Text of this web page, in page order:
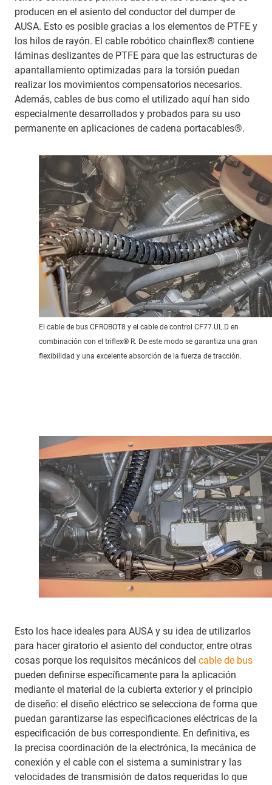
El cable de bus CFROBOT8 y el cable de control CF77.UL.D en
combinación con el triflex® R. De este modo se garantiza una gran
flexibilidad y una excelente absorción de la fuerza de tracción.
producen en el asiento del conductor del dumper de
AUSA. Esto es posible gracias a los elementos de PTFE y
los hilos de rayón. El cable robótico chainflex® contiene
láminas deslizantes de PTFE para que las estructuras de
apantallamiento optimizadas para la torsión puedan
realizar los movimientos compensatorios necesarios.
Además, cables de bus como el utilizado aquí han sido
especialmente desarrollados y probados para su uso
permanente en aplicaciones de cadena portacables®.
Esto los hace ideales para AUSA y su idea de utilizarlos
para hacer giratorio el asiento del conductor, entre otras
cosas porque los requisitos mecánicos del cable de bus
pueden definirse específicamente para la aplicación
mediante el material de la cubierta exterior y el principio
de diseño: el diseño eléctrico se selecciona de forma que
puedan garantizarse las especificaciones eléctricas de la
especificación de bus correspondiente. En definitiva, es
la precisa coordinación de la electrónica, la mecánica de
conexión y el cable con el sistema a suministrar y las
velocidades de transmisión de datos requeridas lo que